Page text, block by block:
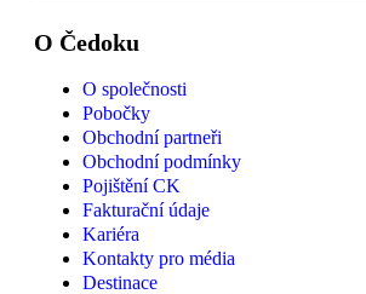
O Čedoku
O společnosti
Pobočky
Obchodní partneři
Obchodní podmínky
Pojištění CK
Fakturační údaje
Kariéra
Kontakty pro média
Destinace